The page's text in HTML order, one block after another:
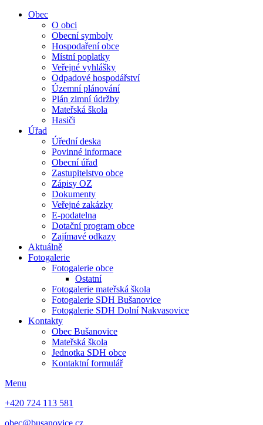
Obec
O obci
Obecní symboly
Hospodaření obce
Místní poplatky
Veřejné vyhlášky
Odpadové hospodářství
Územní plánování
Plán zimní údržby
Mateřská škola
Hasiči
Úřad
Úřední deska
Povinné informace
Obecní úřad
Zastupitelstvo obce
Zápisy OZ
Dokumenty
Veřejné zakázky
E-podatelna
Dotační program obce
Zajímavé odkazy
Aktuálně
Fotogalerie
Fotogalerie obce
Ostatní
Fotogalerie mateřská škola
Fotogalerie SDH Bušanovice
Fotogalerie SDH Dolní Nakvasovice
Kontakty
Obec Bušanovice
Mateřská škola
Jednotka SDH obce
Kontaktní formulář
Menu
+420 724 113 581
obec@busanovice.cz